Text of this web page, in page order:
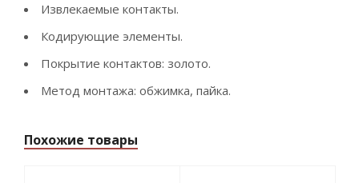
Извлекаемые контакты.
Кодирующие элементы.
Покрытие контактов: золото.
Метод монтажа: обжимка, пайка.
Похожие товары